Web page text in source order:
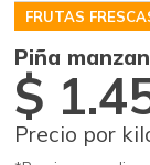
FRUTAS
Piña
$
Precio por